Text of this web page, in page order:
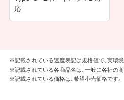
応
※記載されている速度表記は規格値で、実環
※記載されている各商品名は、一般に各社の
※記載されている価格は、希望小売価格です。